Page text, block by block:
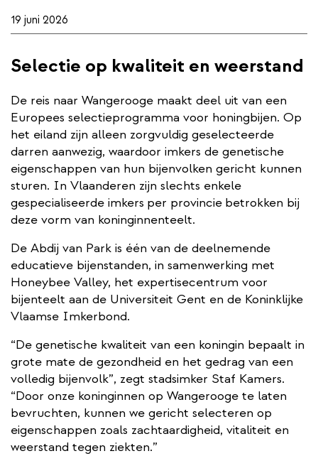
19 juni 2026
Selectie op kwaliteit en weerstand
De reis naar Wangerooge maakt deel uit van een
Europees selectieprogramma voor honingbijen. Op
het eiland zijn alleen zorgvuldig geselecteerde
darren aanwezig, waardoor imkers de genetische
eigenschappen van hun bijenvolken gericht kunnen
sturen. In Vlaanderen zijn slechts enkele
gespecialiseerde imkers per provincie betrokken bij
deze vorm van koninginnenteelt.
De Abdij van Park is één van de deelnemende
educatieve bijenstanden, in samenwerking met ​
Honeybee Valley, het expertisecentrum voor
bijenteelt aan de Universiteit Gent en de Koninklijke
Vlaamse Imkerbond.
“De genetische kwaliteit van een koningin bepaalt in
grote mate de gezondheid en het gedrag van een
volledig bijenvolk”, zegt stadsimker Staf Kamers.
“Door onze koninginnen op Wangerooge te laten
bevruchten, kunnen we gericht selecteren op
eigenschappen zoals zachtaardigheid, vitaliteit en
weerstand tegen ziekten.”